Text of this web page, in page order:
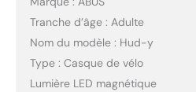
Tranche d’âge : Adulte
Nom du modèle : Hud-y
Type : Casque de vélo
Lumière LED magnétique